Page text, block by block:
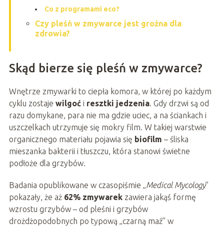
Co z programami eco?
Czy pleśń w zmywarce jest groźna dla
zdrowia?
Skąd bierze się pleśń w zmywarce?
Wnętrze zmywarki to ciepła komora, w której po każdym
cyklu zostaje wilgoći resztki jedzenia. Gdy drzwi są od
razu domykane, para nie ma gdzie uciec, a na ściankach i
uszczelkach utrzymuje się mokry film. W takiej warstwie
organicznego materiału pojawia się biofilm – śliska
mieszanka bakterii i tłuszczu, która stanowi świetne
podłoże dla grzybów.
Badania opublikowane w czasopiśmie „Medical Mycology”
pokazały, że aż 62% zmywarekzawiera jakąś formę
wzrostu grzybów – od pleśni i grzybów
drożdżopodobnych po typową „czarną maź” w